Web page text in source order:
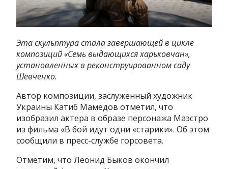
Эта скульптура стала завершающей в цикле
композиций «Семь выдающихся харьковчан»,
установленных в реконструированном саду
Шевченко.
Автор композиции, заслуженный художник
Украины Катиб Мамедов отметил, что
изобразил актера в образе персонажа Маэстро
из фильма «В бой идут одни «старики». Об этом
сообщили в пресс-службе горсовета.
Отметим, что Леонид Быков окончил